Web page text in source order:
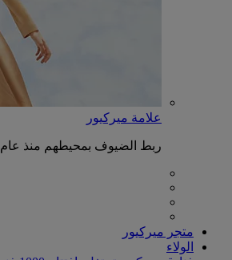
علامة ميركيور
ربط الضيوف بمحيطهم منذ عام 1973
متجر ميركيور
الولاء